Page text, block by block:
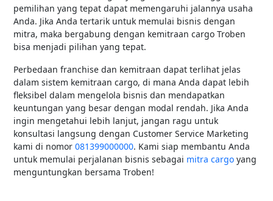
pemilihan yang tepat dapat memengaruhi jalannya usaha
Anda. Jika Anda tertarik untuk memulai bisnis dengan
mitra, maka bergabung dengan kemitraan cargo Troben
bisa menjadi pilihan yang tepat.
Perbedaan franchise dan kemitraan dapat terlihat jelas
dalam sistem kemitraan cargo, di mana Anda dapat lebih
fleksibel dalam mengelola bisnis dan mendapatkan
keuntungan yang besar dengan modal rendah. Jika Anda
ingin mengetahui lebih lanjut, jangan ragu untuk
konsultasi langsung dengan Customer Service Marketing
kami di nomor 081399000000. Kami siap membantu Anda
untuk memulai perjalanan bisnis sebagai mitra cargo yang
menguntungkan bersama Troben!